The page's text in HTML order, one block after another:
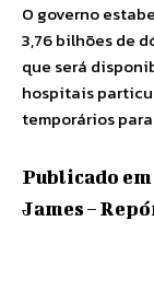
O governo
3,76 bilhões de
que será
hospitais
temporários
Publicado
James –